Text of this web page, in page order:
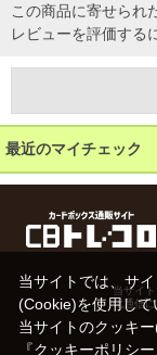
この商品に寄せられ
レビューを評価する
最近のマイチェック
当サイ
化通信
当サイトでは、サ
(Cookie)を使用して
当サイトのクッキ
『クッキーポリシー